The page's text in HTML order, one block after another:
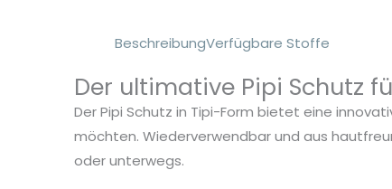
BeschreibungVerfügbare Stoffe
Der ultimative Pipi Schutz
Der Pipi Schutz in Tipi-Form bietet eine
möchten. Wiederverwendbar und aus
oder unterwegs.